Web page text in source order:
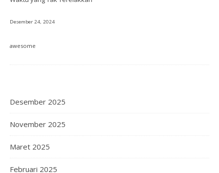
Desember 24, 2024
awesome
Desember 2025
November 2025
Maret 2025
Februari 2025